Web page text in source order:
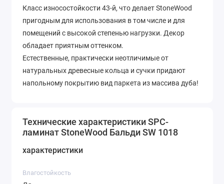
Класс износостойкости 43-й, что делает StoneWood
пригодным для использования в том числе и для
помещений с высокой степенью нагрузки. Декор
обладает приятным оттенком.
Естественные, практически неотличимые от
натуральных древесные кольца и сучки придают
напольному покрытию вид паркета из массива дуба!
Технические характеристики SPC-
ламинат StoneWood Бальди SW 1018
характеристики
Влагостойкость